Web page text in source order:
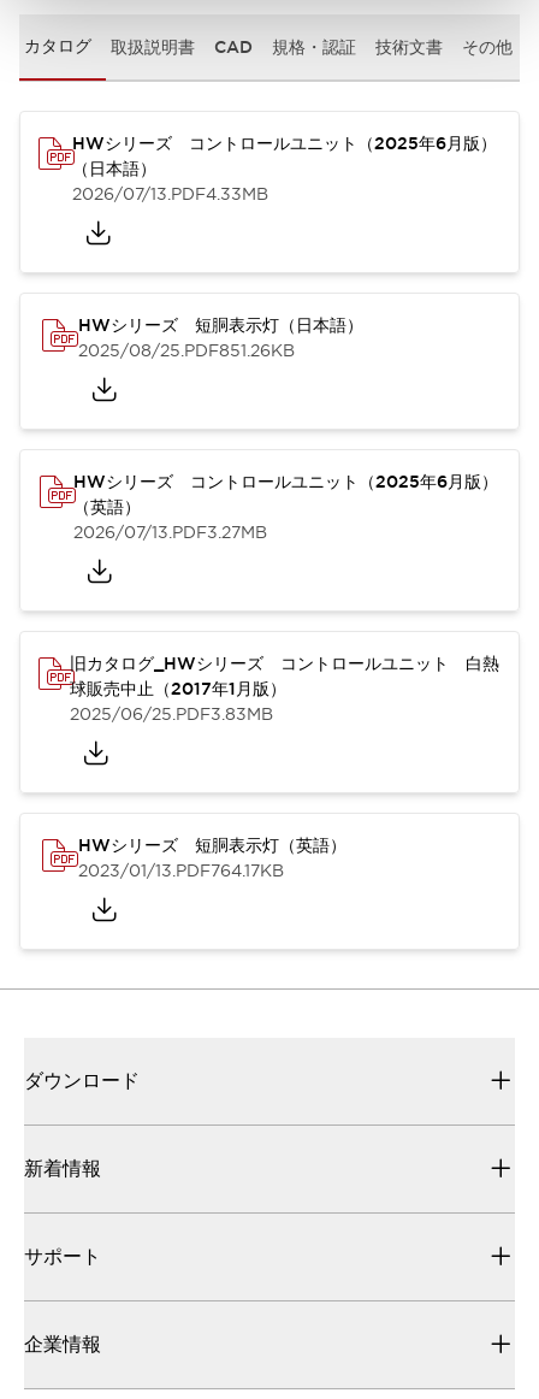
カタログ 取扱説明書 CAD 規格・認証 技術文書 その他
HWシリーズ コントロールユニット（2025年6月版）
（日本語）
2026/07/13.PDF4.33MB
HWシリーズ 短胴表示灯（日本語）
2025/08/25.PDF851.26KB
HWシリーズ コントロールユニット（2025年6月版）
（英語）
2026/07/13.PDF3.27MB
旧カタログ_HWシリーズ コントロールユニット 白熱
球販売中止（2017年1月版）
2025/06/25.PDF3.83MB
HWシリーズ 短胴表示灯（英語）
2023/01/13.PDF764.17KB
ダウンロード
新着情報
サポート
企業情報